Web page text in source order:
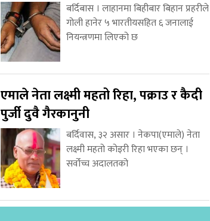
बर्दिबास । लाहानमा बिहीबार बिहान प्रहरीले
गोली हानेर ५ भारतीयसहित ६ जनालाई
नियन्त्रणमा लिएको छ
एमाले नेता लक्ष्मी महतो रिहा, पक्राउ र कैदी
पुर्जी दुवै गैरकानुनी
बर्दिवास, ३२ असार । नेकपा(एमाले) नेता
लक्ष्मी महतो कोइरी रिहा भएका छन् ।
सर्वोच्च अदालतको